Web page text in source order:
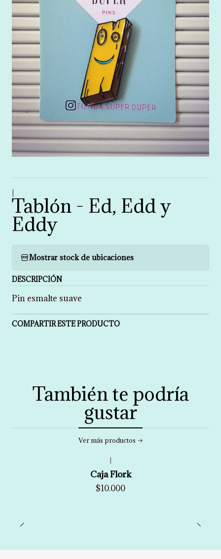
Tablón - Ed, Edd y
Eddy
Mostrar stock de ubicaciones
DESCRIPCIÓN
Pin esmalte suave
COMPARTIR ESTE PRODUCTO
También te podría
gustar
Ver más productos
Caja Flork
$10.000